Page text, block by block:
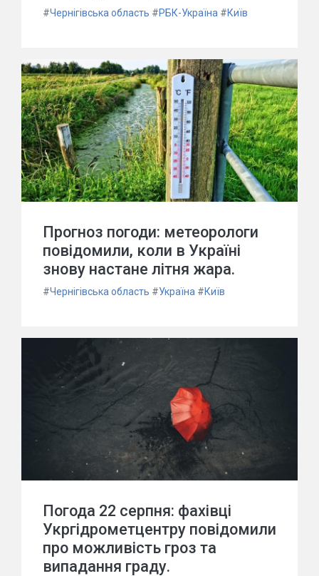
#Чернігівська область #РБК-Україна #Київ
Прогноз погоди: метеорологи
повідомили, коли в Україні
знову настане літня жара.
#Чернігівська область #Україна #Київ
Погода 22 серпня: фахівці
Укргідрометцентру повідомили
про можливість гроз та
випадання граду.